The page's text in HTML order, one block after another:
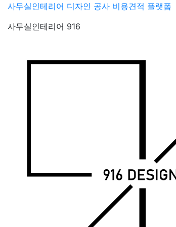
Skip
content
사무실인테리어 디자인 공사 비용견적 플랫폼
사무실인테리어 916